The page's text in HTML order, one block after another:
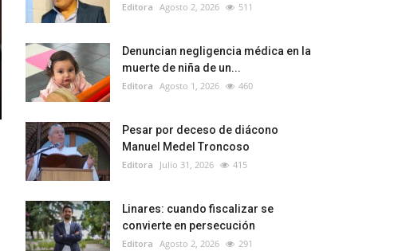
Editora Agosto 2, 2026 511
Denuncian negligencia médica en la
muerte de niña de un...
Editora Agosto 1, 2026 460
Pesar por deceso de diácono
Manuel Medel Troncoso
Editora Julio 31, 2026 415
Linares: cuando fiscalizar se
convierte en persecución
Editora Agosto 2, 2026 291